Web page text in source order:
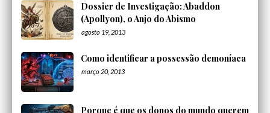
Dossier de Investigação: Abaddon
(Apollyon), o Anjo do Abismo
agosto 19, 2013
Como identificar a possessão demoníaca
março 20, 2013
Porque é que os donos do mundo querem